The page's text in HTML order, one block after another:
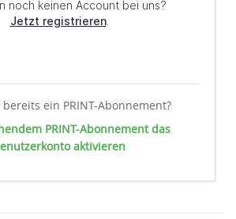
ein PRINT-Abonnement?
PRINT-Abonnement das
aktivieren